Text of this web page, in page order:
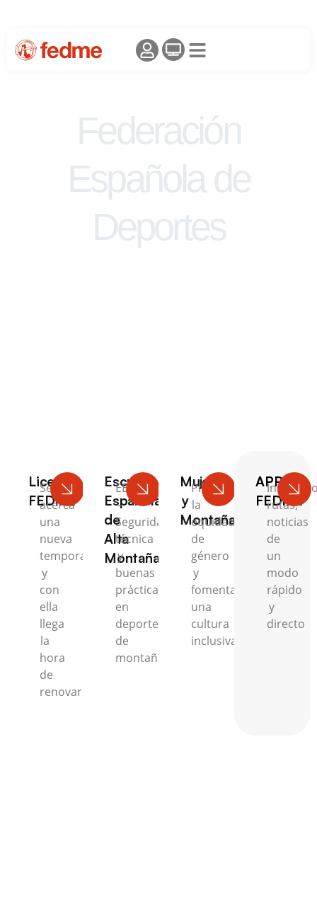
Federación
Española de
Deportes
Licencia
FEDME
Se
acerca
una
nueva
temporada
y
con
ella
llega
la
hora
de
renovar.
Escuela
Española
de
Alta
Montaña
EEAM
–
Seguridad,
técnica
y
buenas
prácticas
en
deportes
de
montaña.
Mujer
y
Montaña
Promovemos
la
equidad
de
género
y
fomentamos
una
cultura
inclusiva.
APP
FEDME
rutas,
noticias
de
un
modo
rápido
y
directo